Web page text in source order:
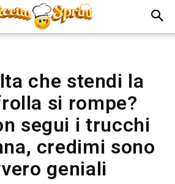
che stendi la
si rompe?
segui i trucchi
credimi sono
geniali